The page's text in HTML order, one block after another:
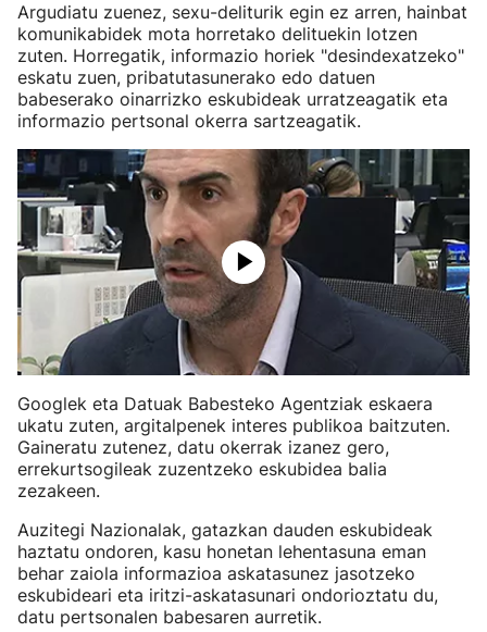
Argudiatu zuenez, sexu-deliturik egin ez arren, hainbat
komunikabidek mota horretako delituekin lotzen
zuten. Horregatik, informazio horiek "desindexatzeko"
eskatu zuen, pribatutasunerako edo datuen
babeserako oinarrizko eskubideak urratzeagatik eta
informazio pertsonal okerra sartzeagatik.
Googlek eta Datuak Babesteko Agentziak eskaera
ukatu zuten, argitalpenek interes publikoa baitzuten.
Gaineratu zutenez, datu okerrak izanez gero,
errekurtsogileak zuzentzeko eskubidea balia
zezakeen.
Auzitegi Nazionalak, gatazkan dauden eskubideak
haztatu ondoren, kasu honetan lehentasuna eman
behar zaiola informazioa askatasunez jasotzeko
eskubideari eta iritzi-askatasunari ondorioztatu du,
datu pertsonalen babesaren aurretik.